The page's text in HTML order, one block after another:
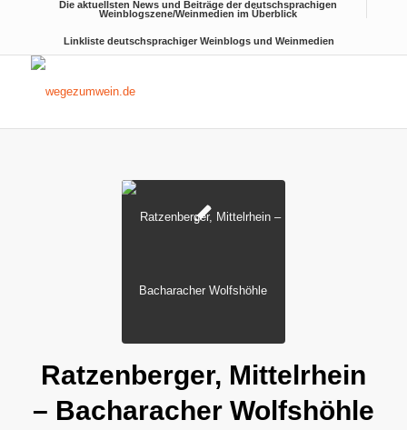
Die aktuellsten News und Beiträge der deutschsprachigen
Weinblogszene/Weinmedien im Überblick
Linkliste deutschsprachiger Weinblogs und Weinmedien
Ratzenberger, Mittelrhein
– Bacharacher Wolfshöhle